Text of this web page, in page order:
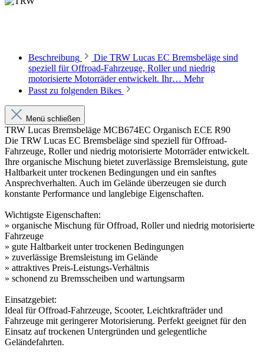
Beschreibung
Die TRW Lucas EC Bremsbeläge sind
speziell für Offroad-Fahrzeuge, Roller und niedrig
motorisierte Motorräder entwickelt. Ihr… Mehr
Passt zu folgenden Bikes
Menü schließen
TRW Lucas Bremsbeläge MCB674EC Organisch ECE R90
Die TRW Lucas EC Bremsbeläge sind speziell für Offroad-
Fahrzeuge, Roller und niedrig motorisierte Motorräder entwickelt.
Ihre organische Mischung bietet zuverlässige Bremsleistung, gute
Haltbarkeit unter trockenen Bedingungen und ein sanftes
Ansprechverhalten. Auch im Gelände überzeugen sie durch
konstante Performance und langlebige Eigenschaften.
Wichtigste Eigenschaften:
» organische Mischung für Offroad, Roller und niedrig motorisierte
Fahrzeuge
» gute Haltbarkeit unter trockenen Bedingungen
» zuverlässige Bremsleistung im Gelände
» attraktives Preis-Leistungs-Verhältnis
» schonend zu Bremsscheiben und wartungsarm
Einsatzgebiet:
Ideal für Offroad-Fahrzeuge, Scooter, Leichtkrafträder und
Fahrzeuge mit geringerer Motorisierung. Perfekt geeignet für den
Einsatz auf trockenen Untergründen und gelegentliche
Geländefahrten.